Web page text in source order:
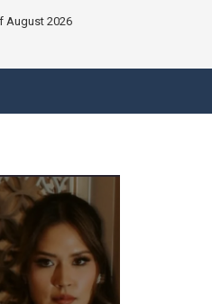
August 2026